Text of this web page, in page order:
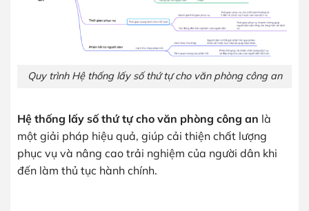
Quy trình Hệ thống lấy số thứ tự cho văn phòng công an
Hệ thống lấy số thứ tự cho văn phòng công an là
một giải pháp hiệu quả, giúp cải thiện chất lượng
phục vụ và nâng cao trải nghiệm của người dân khi
đến làm thủ tục hành chính.